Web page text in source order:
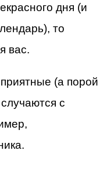
дня (и
то
вас.
(а порой
с